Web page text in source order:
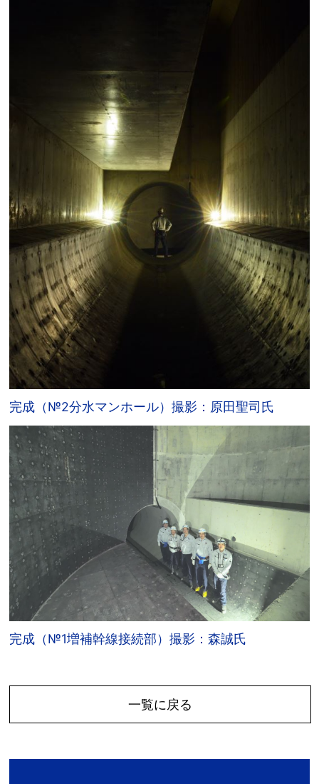
完成（№2分水マンホール）撮影：原田聖司氏
完成（№1増補幹線接続部）撮影：森誠氏
一覧に戻る